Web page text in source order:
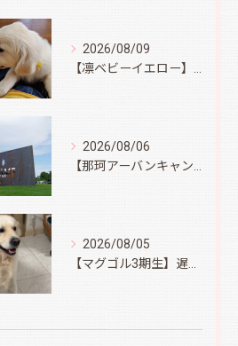
2026/08/09
2026/08/06
2026/08/05